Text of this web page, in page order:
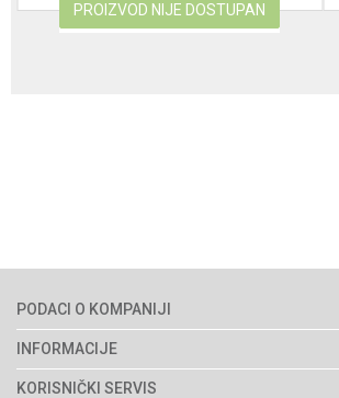
PROIZVOD NIJE DOSTUPAN
PODACI O KOMPANIJI
Agromarket d.o.o.
Matični broj: 11003826
INFORMACIJE
O nama
KORISNIČKI SERVIS